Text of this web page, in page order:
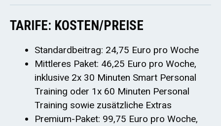
TARIFE: KOSTEN/PREISE
Standardbeitrag: 24,75 Euro pro Woche
Mittleres Paket: 46,25 Euro pro Woche,
inklusive 2x 30 Minuten Smart Personal
Training oder 1x 60 Minuten Personal
Training sowie zusätzliche Extras
Premium-Paket: 99,75 Euro pro Woche,